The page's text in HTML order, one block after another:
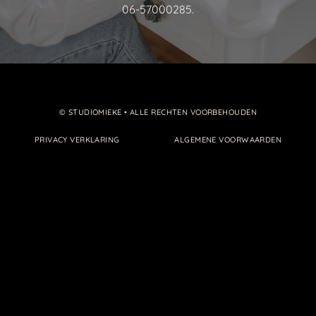
OVER MIJ
CONTACT
06-57000285.
© STUDIOMIEKE • ALLE RECHTEN VOORBEHOUDEN
PRIVACY VERKLARING ALGEMENE VOORWAARDEN